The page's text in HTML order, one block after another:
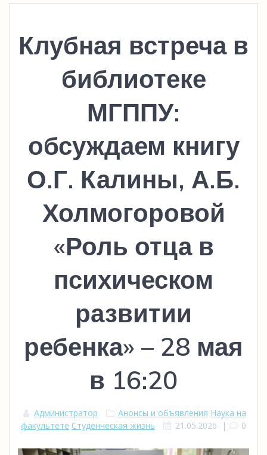
Клубная встреча в
библиотеке
МГППУ:
обсуждаем книгу
О.Г. Калины, А.Б.
Холмогоровой
«Роль отца в
психическом
развитии
ребенка» – 28 мая
в 16:20
Администратор Анонсы и объявления Наука на
факультете Студенческая жизнь 21.05.2026 | 0